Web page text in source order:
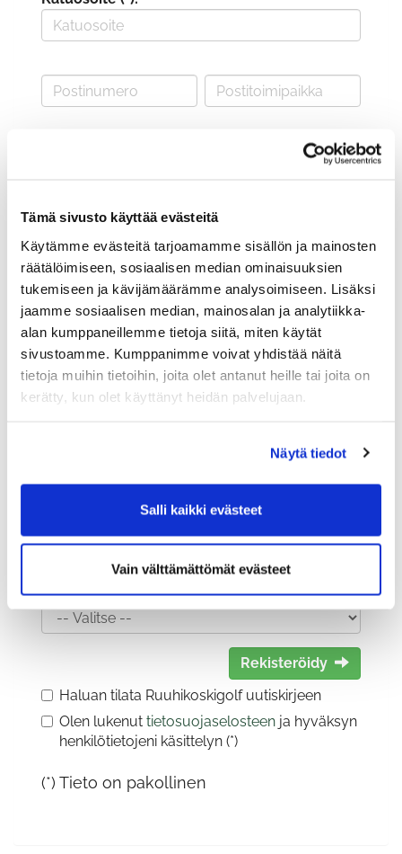
Tämä sivusto käyttää evästeitä
Käytämme evästeitä tarjoamamme sisällön ja mainosten
räätälöimiseen, sosiaalisen median ominaisuuksien
tukemiseen ja kävijämäärämme analysoimiseen. Lisäksi
jaamme sosiaalisen median, mainosalan ja analytiikka-
alan kumppaneillemme tietoja siitä, miten käytät
sivustoamme. Kumppanimme voivat yhdistää näitä
tietoja muihin tietoihin, joita olet antanut heille tai joita on
kerätty, kun olet käyttänyt heidän palvelujaan.
Näytä tiedot
Salli kaikki evästeet
Vain välttämättömät evästeet
Valitse seura:
Jäsennumero:
Lisätiedot
Sukupuoli:
Rekisteröidy
Haluan tilata Ruuhikoskigolf uutiskirjeen
Olen lukenut tietosuojaselosteen ja hyväksyn
henkilötietojeni käsittelyn (*)
(*) Tieto on pakollinen